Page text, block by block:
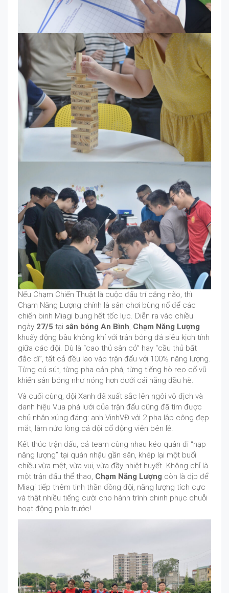
Nếu Chạm Chiến Thuật là cuộc đấu trí căng não, thì
Chạm Năng Lượng chính là sân chơi bùng nổ để các
chiến binh Miagi bung hết tốc lực. Diễn ra vào chiều
ngày 27/5 tại sân bóng An Bình, Chạm Năng Lượng
khuấy động bầu không khí với trận bóng đá siêu kịch tính
giữa các đội. Dù là “cao thủ sân cỏ” hay “cầu thủ bất
đắc dĩ”, tất cả đều lao vào trận đấu với 100% năng lượng.
Từng cú sút, từng pha cản phá, từng tiếng hò reo cổ vũ
khiến sân bóng như nóng hơn dưới cái nắng đầu hè.
Và cuối cùng, đội Xanh đã xuất sắc lên ngôi vô địch và
danh hiệu Vua phá lưới của trận đấu cũng đã tìm được
chủ nhân xứng đáng: anh VinhVĐ với 2 pha lập công đẹp
mắt, làm nức lòng cả đội cổ động viên bên lề.
Kết thúc trận đấu, cả team cùng nhau kéo quân đi “nạp
năng lượng” tại quán nhậu gần sân, khép lại một buổi
chiều vừa mệt, vừa vui, vừa đầy nhiệt huyết. Không chỉ là
một trận đấu thể thao, Chạm Năng Lượng còn là dịp để
Miagi tiếp thêm tinh thần đồng đội, năng lượng tích cực
và thật nhiều tiếng cười cho hành trình chinh phục chuỗi
hoạt động phía trước!